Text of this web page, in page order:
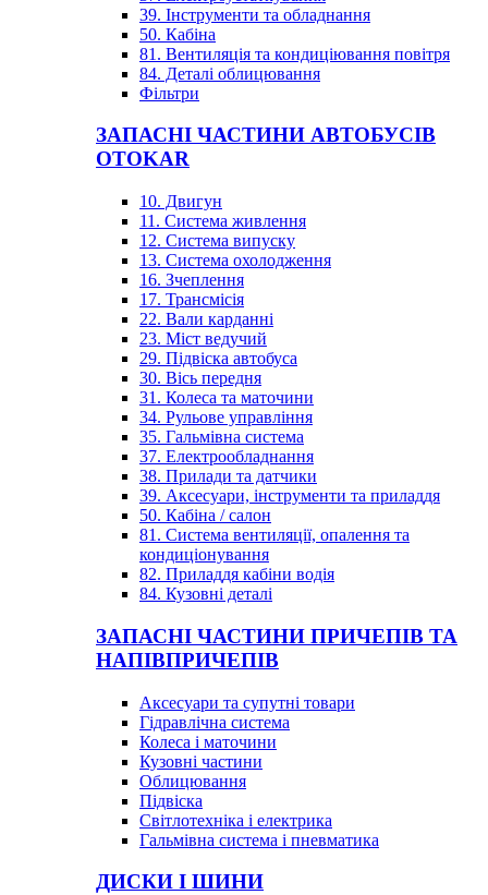
39. Інструменти та обладнання
50. Кабіна
81. Вентиляція та кондиціювання повітря
84. Деталі облицювання
Фільтри
ЗАПАСНІ ЧАСТИНИ АВТОБУСІВ
OTOKAR
10. Двигун
11. Система живлення
12. Система випуску
13. Система охолодження
16. Зчеплення
17. Трансмісія
22. Вали карданні
23. Міст ведучий
29. Підвіска автобуса
30. Вісь передня
31. Колеса та маточини
34. Рульове управління
35. Гальмівна система
37. Електрообладнання
38. Прилади та датчики
39. Аксесуари, інструменти та приладдя
50. Кабіна / салон
81. Система вентиляції, опалення та
кондиціонування
82. Приладдя кабіни водія
84. Кузовні деталі
ЗАПАСНІ ЧАСТИНИ ПРИЧЕПІВ ТА
НАПІВПРИЧЕПІВ
Аксесуари та супутні товари
Гідравлічна система
Колеса і маточини
Кузовні частини
Облицювання
Підвіска
Світлотехніка і електрика
Гальмівна система і пневматика
ДИСКИ І ШИНИ